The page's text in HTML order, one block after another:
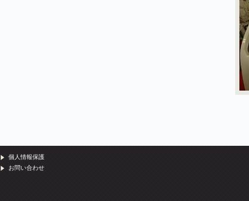
個人情報保護
お問い合わせ